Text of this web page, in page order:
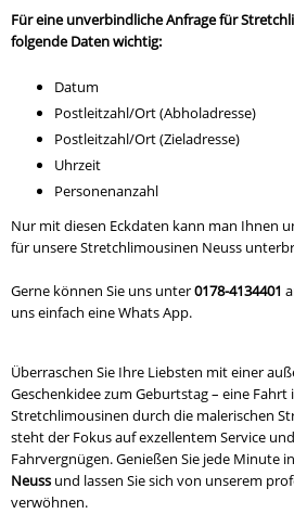
Für eine unverbindliche Anfrage für
folgende Daten wichtig:
Datum
Postleitzahl/Ort (Abholadresse)
Postleitzahl/Ort (Zieladresse)
Uhrzeit
Personenanzahl
Nur mit diesen Eckdaten kann man Ihnen
für unsere Stretchlimousinen Neuss
Gerne können Sie uns unter0178-4134401
uns einfach eine Whats App.
Überraschen Sie Ihre Liebsten mit einer
Geschenkidee zum Geburtstag – eine
Stretchlimousinen durch die malerischen
steht der Fokus auf exzellentem Service
Fahrvergnügen. Genießen Sie jede Minute
Neuss und lassen Sie sich von unserem
verwöhnen.